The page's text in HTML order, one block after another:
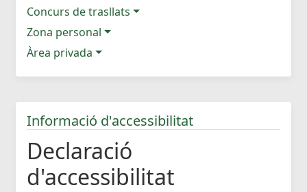
Concurs de trasllats
Zona personal
Àrea privada
Informació d'accessibilitat
Declaració
d'accessibilitat